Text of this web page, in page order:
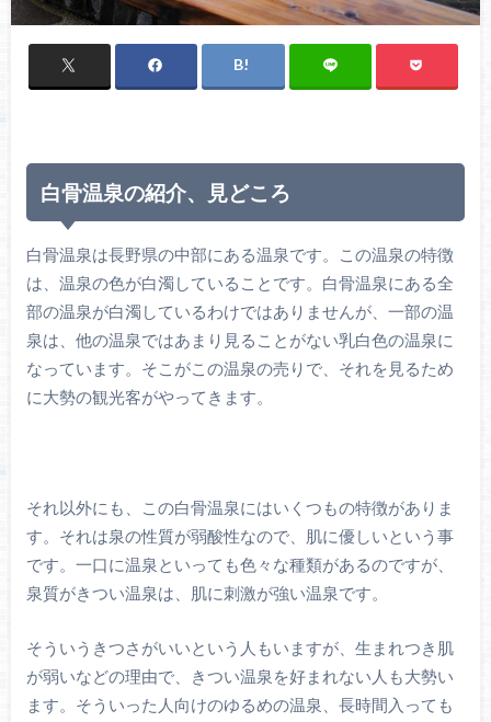
白骨温泉の紹介、見どころ
白骨温泉は長野県の中部にある温泉です。この温泉の特徴
は、温泉の色が白濁していることです。白骨温泉にある全
部の温泉が白濁しているわけではありませんが、一部の温
泉は、他の温泉ではあまり見ることがない乳白色の温泉に
なっています。そこがこの温泉の売りで、それを見るため
に大勢の観光客がやってきます。
それ以外にも、この白骨温泉にはいくつもの特徴がありま
す。それは泉の性質が弱酸性なので、肌に優しいという事
です。一口に温泉といっても色々な種類があるのですが、
泉質がきつい温泉は、肌に刺激が強い温泉です。
そういうきつさがいいという人もいますが、生まれつき肌
が弱いなどの理由で、きつい温泉を好まれない人も大勢い
ます。そういった人向けのゆるめの温泉、長時間入っても